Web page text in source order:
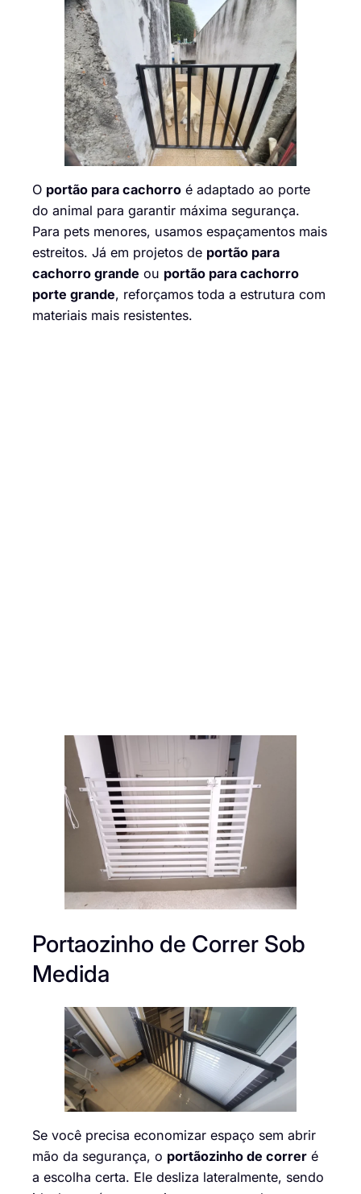
O portão para cachorro é adaptado ao porte
do animal para garantir máxima segurança.
Para pets menores, usamos espaçamentos mais
estreitos. Já em projetos de portão para
cachorro grande ou portão para cachorro
porte grande, reforçamos toda a estrutura com
materiais mais resistentes.
Portaozinho de Correr Sob
Medida
Se você precisa economizar espaço sem abrir
mão da segurança, o portãozinho de correr é
a escolha certa. Ele desliza lateralmente, sendo